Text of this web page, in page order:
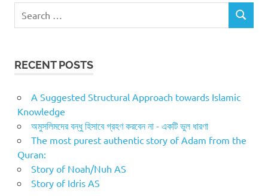
for:
SEARCH
RECENT POSTS
A Suggested Structural Approach towards Islamic
Knowledge
অমুসলিমদের বন্ধু হিসাবে গ্রহণ করবেন না - একটি ভুল ধারণা
The most purest authentic story of Adam from the
Quran:
Story of Noah/Nuh AS
Story of Idris AS